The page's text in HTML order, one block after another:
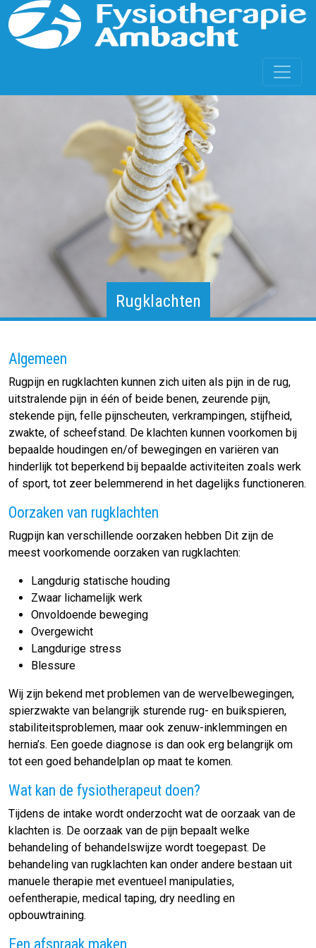
Rugklachten
Algemeen
Rugpijn en rugklachten kunnen zich uiten als pijn in de rug,
uitstralende pijn in één of beide benen, zeurende pijn,
stekende pijn, felle pijnscheuten, verkrampingen, stijfheid,
zwakte, of scheefstand. De klachten kunnen voorkomen bij
bepaalde houdingen en/of bewegingen en variëren van
hinderlijk tot beperkend bij bepaalde activiteiten zoals werk
of sport, tot zeer belemmerend in het dagelijks functioneren.
Oorzaken van rugklachten
Rugpijn kan verschillende oorzaken hebben Dit zijn de
meest voorkomende oorzaken van rugklachten:
Langdurig statische houding
Zwaar lichamelijk werk
Onvoldoende beweging
Overgewicht
Langdurige stress
Blessure
Wij zijn bekend met problemen van de wervelbewegingen,
spierzwakte van belangrijk sturende rug- en buikspieren,
stabiliteitsproblemen, maar ook zenuw-inklemmingen en
hernia’s. Een goede diagnose is dan ook erg belangrijk om
tot een goed behandelplan op maat te komen.
Wat kan de fysiotherapeut doen?
Tijdens de intake wordt onderzocht wat de oorzaak van de
klachten is. De oorzaak van de pijn bepaalt welke
behandeling of behandelswijze wordt toegepast. De
behandeling van rugklachten kan onder andere bestaan uit
manuele therapie met eventueel manipulaties,
oefentherapie, medical taping, dry needling en
opbouwtraining.
Een afspraak maken